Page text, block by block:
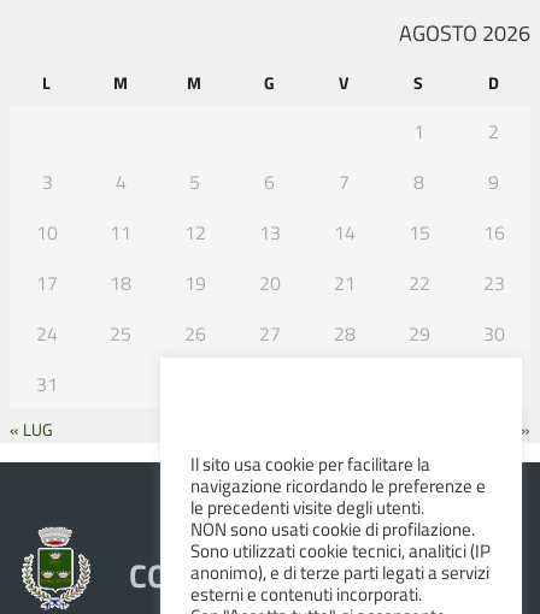
AGOSTO 2026
L M M G V S D
1
2
3
4 5 6 7 8
9
10
11 12 13 14 15
16
17
18 19 20 21 22
23
24
25 26 27 28 29
30
31
« LUG SET »
COMUNE DI ALBINEA
Il sito usa cookie per facilitare la
navigazione ricordando le preferenze e
le precedenti visite degli utenti.
NON sono usati cookie di profilazione.
Sono utilizzati cookie tecnici, analitici (IP
anonimo), e di terze parti legati a servizi
esterni e contenuti incorporati.